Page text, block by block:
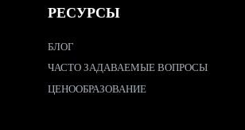
РЕСУРСЫ
БЛОГ
ЧАСТО ЗАДАВАЕМЫЕ ВОПРОСЫ
ЦЕНООБРАЗОВАНИЕ